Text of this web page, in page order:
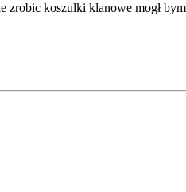
koszulki klanowe mogł